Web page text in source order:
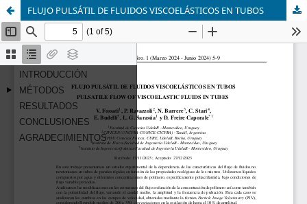
FLUJO PULSÁTIL DE FLUIDOS VISCOELÁSTICOS EN TUBOS